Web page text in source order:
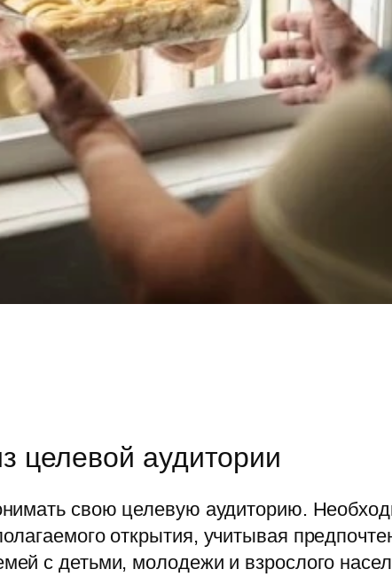
целевой аудитории
свою целевую аудиторию.
открытия, учитывая
с детьми, молодежи и взрослого